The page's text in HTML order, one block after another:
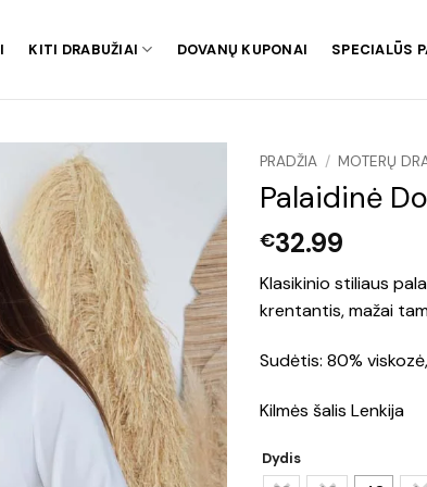
KITI DRABUŽIAI DOVANŲ KUPONAI SPECIALŪS
PRADŽIA / MOTERŲ
Palaidinė
€32.99
Klasikinio stiliaus
krentantis, mažai
Sudėtis: 80%
Kilmės šalis Lenkija
Dydis